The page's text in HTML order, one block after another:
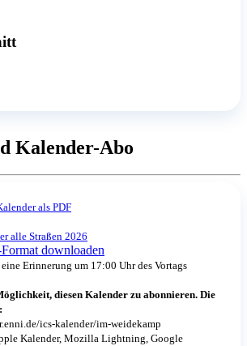
Kalender-Abo
als PDF
alle Straßen 2026
downloaden
Erinnerung um 17:00 Uhr des Vortags
diesen Kalender zu abonnieren. Die
ics-kalender/im-weidekamp
Kalender, Mozilla Lightning, Google